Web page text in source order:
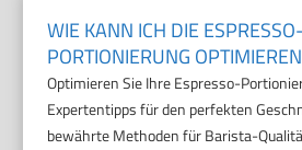
WIE KANN ICH DIE ESPRESSO-
PORTIONIERUNG
Optimieren Sie Ihre Espresso-
Expertentipps für den perfekten
bewährte Methoden für Barista-